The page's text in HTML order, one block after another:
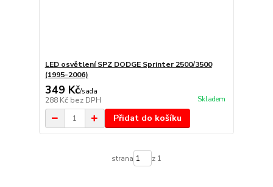
LED osvětlení SPZ DODGE Sprinter 2500/3500
(1995-2006)
349 Kč/sada
288 Kč bez DPH Skladem
Přidat do košíku
strana z 1